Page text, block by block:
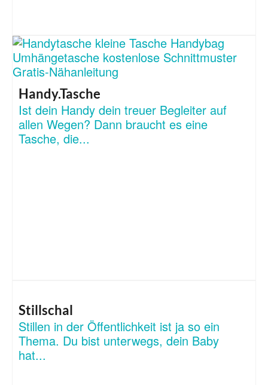
Handy.Tasche
Ist dein Handy dein treuer Begleiter auf
allen Wegen? Dann braucht es eine
Tasche, die...
Stillschal
Stillen in der Öffentlichkeit ist ja so ein
Thema. Du bist unterwegs, dein Baby
hat...